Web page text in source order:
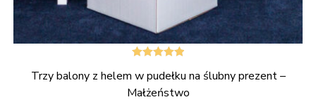
5.00na 5
Trzy balony z helem w pudełku na ślubny prezent –
Małżeństwo